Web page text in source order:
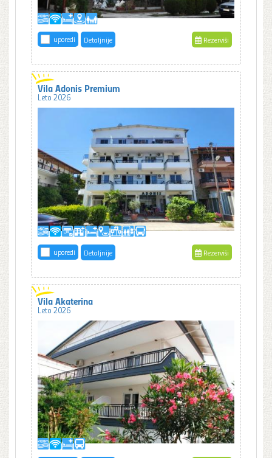
uporedi Detaljnije Rezerviši
Vila Adonis Premium
Leto 2026
uporedi Detaljnije Rezerviši
Vila Akaterina
Leto 2026